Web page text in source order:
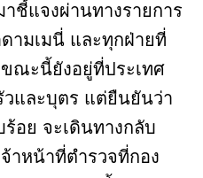
ชี้แจงผ่านทางรายการ
ามเมนี่ และทุกฝ่ายที่
ณะนี้ยังอยู่ที่ประเทศ
และบุตร แต่ยืนยันว่า
ร้อย จะเดินทางกลับ
าหน้าที่ตำรวจที่กอง